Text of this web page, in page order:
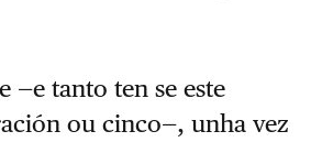
—e tanto ten se este
ou cinco—, unha vez